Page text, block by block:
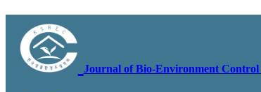
Journal of Bio-Environment Control